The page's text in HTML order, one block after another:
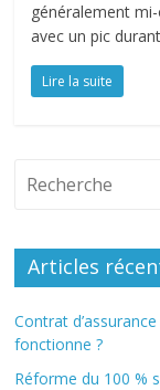
généralement
avec un pic
Lire la suite
Articles
Contrat
fonctionne ?
Réforme du 100 %